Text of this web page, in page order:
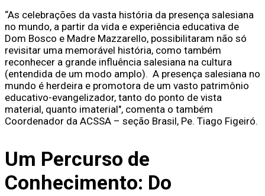
“As celebrações da vasta história da presença salesiana
no mundo, a partir da vida e experiência educativa de
Dom Bosco e Madre Mazzarello, possibilitaram não só
revisitar uma memorável história, como também
reconhecer a grande influência salesiana na cultura
(entendida de um modo amplo). A presença salesiana no
mundo é herdeira e promotora de um vasto patrimônio
educativo-evangelizador, tanto do ponto de vista
material, quanto imaterial", comenta o também
Coordenador da ACSSA – seção Brasil, Pe. Tiago Figeiró.
Um Percurso de
Conhecimento: Do